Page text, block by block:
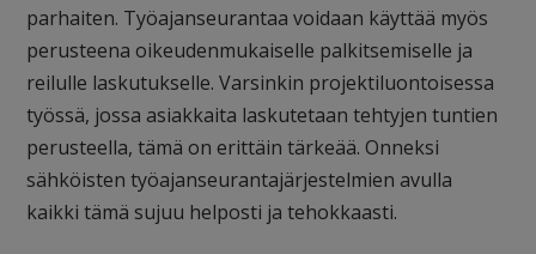
parhaiten. Työajanseurantaa voidaan käyttää myös
perusteena oikeudenmukaiselle palkitsemiselle ja
reilulle laskutukselle. Varsinkin projektiluontoisessa
työssä, jossa asiakkaita laskutetaan tehtyjen tuntien
perusteella, tämä on erittäin tärkeää. Onneksi
sähköisten työajanseurantajärjestelmien avulla
kaikki tämä sujuu helposti ja tehokkaasti.